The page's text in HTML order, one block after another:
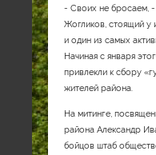
- Своих не бросаем, -
Жогликов, стоящий у
и один из самых
Начиная с января
привлекли к сбору
жителей района.
На митинге,
района Александр
бойцов штаб